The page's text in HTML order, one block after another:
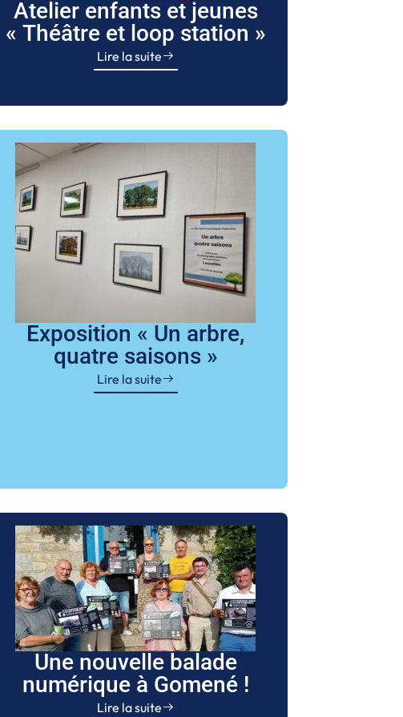
Atelier enfants et jeunes
« Théâtre et loop station »
Lire la suite
Exposition « Un arbre,
quatre saisons »
Lire la suite
Une nouvelle balade
numérique à Gomené !
Lire la suite